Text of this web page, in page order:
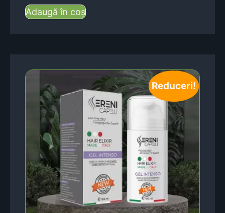
Adaugă în coș
Reduceri!